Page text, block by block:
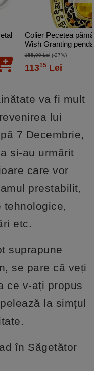
Colier Pecetea
Wish Granting
155,00 Lei(-27%)
11315Lei
va fi mult
lui
7 Decembrie,
și-au urmărit
care vor
prestabilit,
tehnologice,
etc.
suprapune
se pare că veți
ce v-ați propus
la simțul
în Săgetător